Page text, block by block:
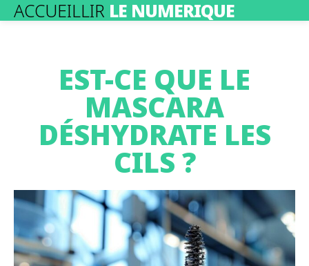
ACCUEILLIR LE NUMERIQUE
EST-CE QUE LE
MASCARA
DÉSHYDRATE LES
CILS ?